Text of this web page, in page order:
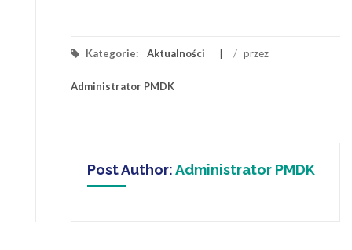
Kategorie: Aktualności / przez
Administrator PMDK
Post Author:Administrator PMDK